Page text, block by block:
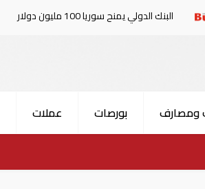
يمنح سوريا 100 مليون دولار
ومصارف بورصات عملات